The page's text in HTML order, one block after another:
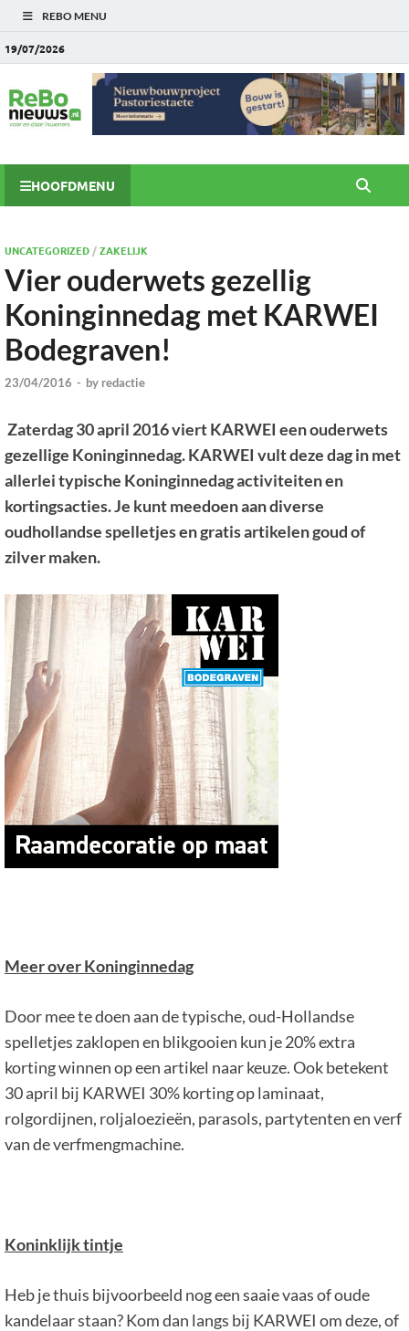
REBO MENU
19/07/2026
HOOFDMENU
UNCATEGORIZED/ZAKELIJK
Vier ouderwets gezellig
Koninginnedag met KARWEI
Bodegraven!
23/04/2016 - by redactie
Zaterdag 30 april 2016 viert KARWEI een ouderwets
gezellige Koninginnedag. KARWEI vult deze dag in met
allerleitypische Koninginnedag activiteiten en
kortingsacties. Je kunt meedoen aan diverse
oudhollandse spelletjes en gratis artikelen goud of
zilver maken.
Meer over Koninginnedag
Door mee te doen aan de typische, oud-Hollandse
spelletjes zaklopen en blikgooien kun je 20% extra
korting winnen op een artikel naar keuze. Ook betekent
30 april bij KARWEI 30% korting op laminaat,
rolgordijnen, roljaloezieën, parasols, partytenten en verf
van de verfmengmachine.
Koninklijk tintje
Heb je thuis bijvoorbeeld nog een saaie vaas of oude
kandelaar staan? Kom dan langs bij KARWEI om deze, of